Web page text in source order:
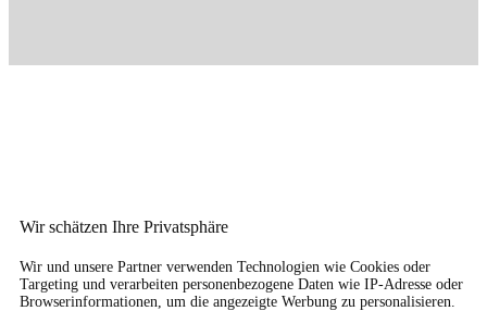
Wir schätzen Ihre Privatsphäre
Wir und unsere Partner verwenden Technologien wie Cookies oder
Targeting und verarbeiten personenbezogene Daten wie IP-Adresse oder
Browserinformationen, um die angezeigte Werbung zu personalisieren.